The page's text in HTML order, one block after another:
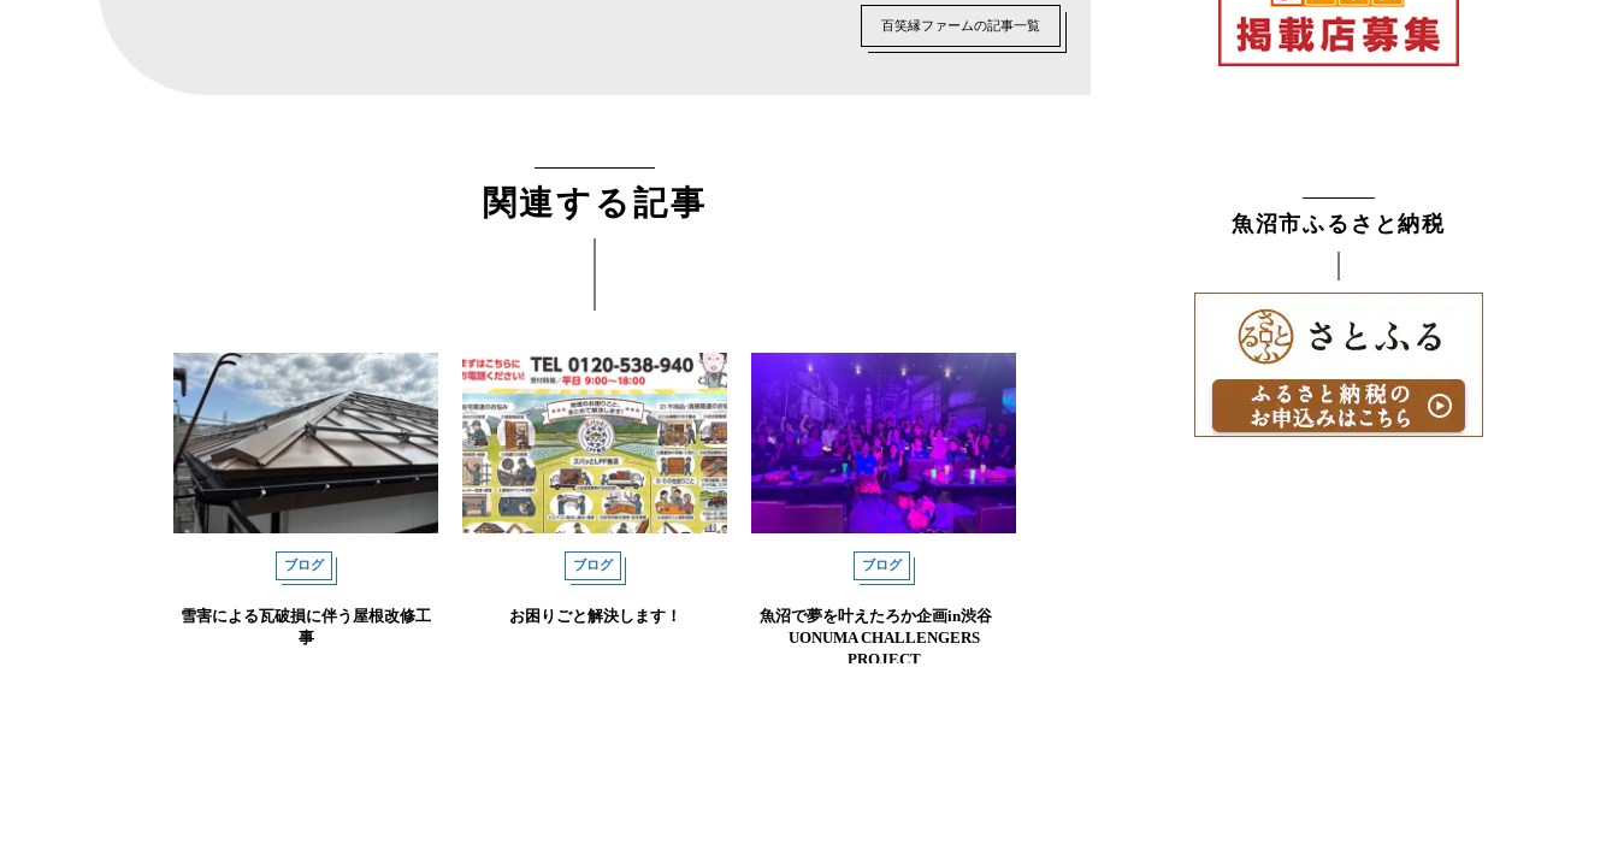
百笑縁ファームの記事一覧
関連する記事
ブログ
雪害による瓦破損に伴う屋根改修工
事
ブログ
お困りごと解決します！
ブログ
魚沼で夢を叶えたろか企画in渋谷
UONUMA CHALLENGERS
PROJECT
魚沼市ふるさと納税